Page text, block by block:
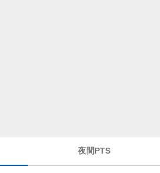
夜間PTS